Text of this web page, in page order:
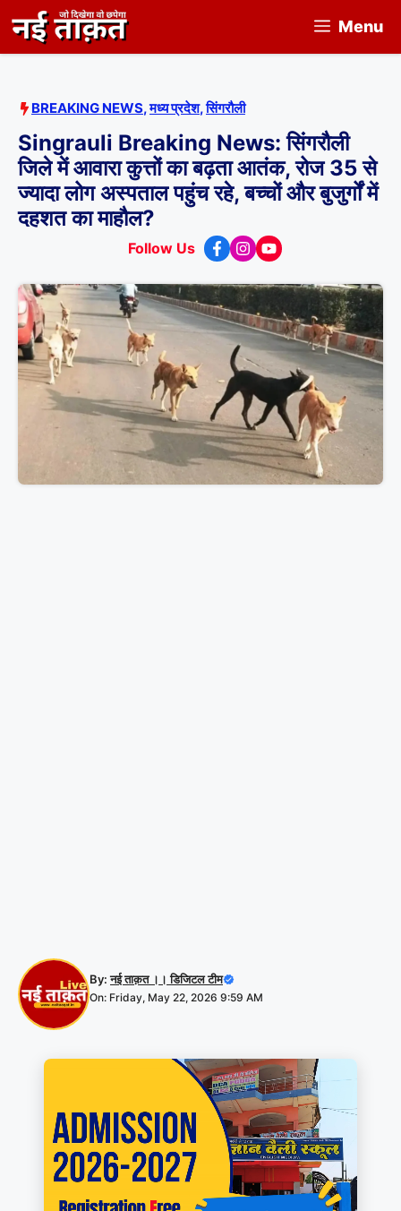
to
content
Menu
BREAKING NEWS,मध्य प्रदेश,सिंगरौली
Singrauli Breaking News: सिंगरौली
जिले में आवारा कुत्तों का बढ़ता आतंक, रोज 35 से
ज्यादा लोग अस्पताल पहुंच रहे, बच्चों और बुजुर्गों में
दहशत का माहौल?
Follow Us
By:नई ताक़त ।। डिजिटल टीम
On: Friday, May 22, 2026 9:59 AM